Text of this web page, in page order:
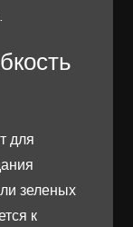
для
зеленых
к